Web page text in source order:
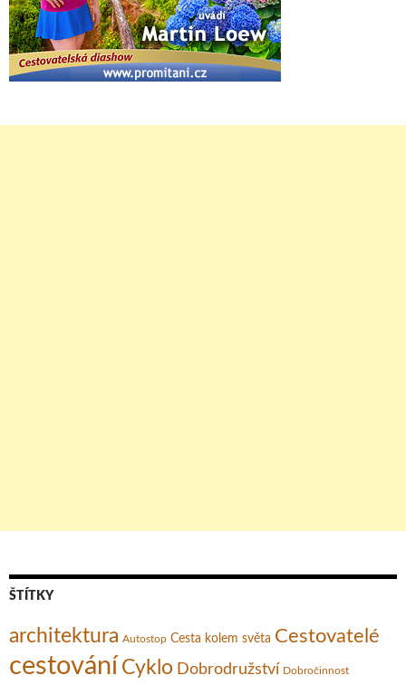
ŠTÍTKY
architektura Autostop Cesta kolem světa Cestovatelé
cestování Cyklo Dobrodružství Dobročinnost